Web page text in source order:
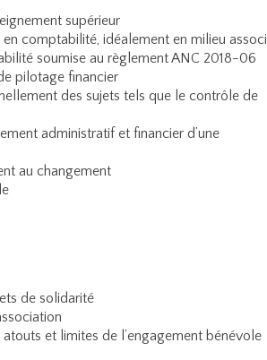
supérieur
comptabilité, idéalement en milieu
soumise au règlement ANC 2018-06
pilotage financier
des sujets tels que le contrôle de
administratif et financier d’une
au changement
de solidarité
et limites de l’engagement bénévole